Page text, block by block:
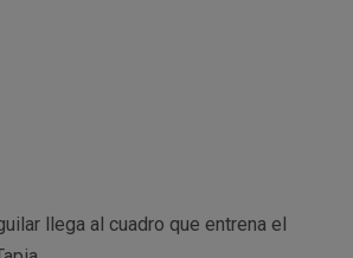
llega al cuadro que entrena el